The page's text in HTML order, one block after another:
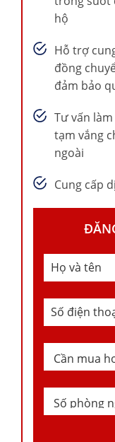
hộ
Hỗ trợ
đồng
đảm bảo
Tư vấn
tạm vắng
ngoài
Cung cấp